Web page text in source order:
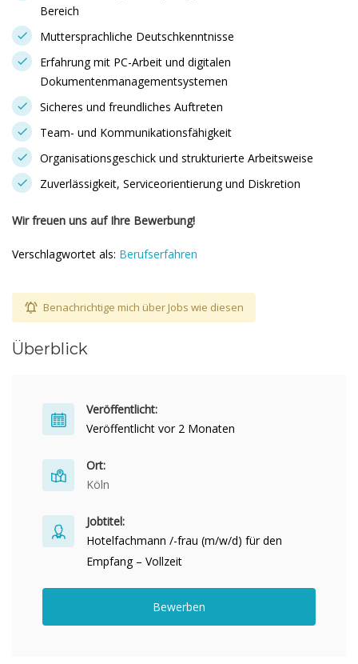
Bereich
Muttersprachliche Deutschkenntnisse
Erfahrung mit PC-Arbeit und digitalen
Dokumentenmanagementsystemen
Sicheres und freundliches Auftreten
Team- und Kommunikationsfähigkeit
Organisationsgeschick und strukturierte Arbeitsweise
Zuverlässigkeit, Serviceorientierung und Diskretion
Wir freuen uns auf Ihre Bewerbung!
Verschlagwortet als: Berufserfahren
Benachrichtige mich über Jobs wie diesen
Überblick
Veröffentlicht:
Veröffentlicht vor 2 Monaten
Ort:
Köln
Jobtitel:
Hotelfachmann /-frau (m/w/d) für den
Empfang – Vollzeit
Bewerben